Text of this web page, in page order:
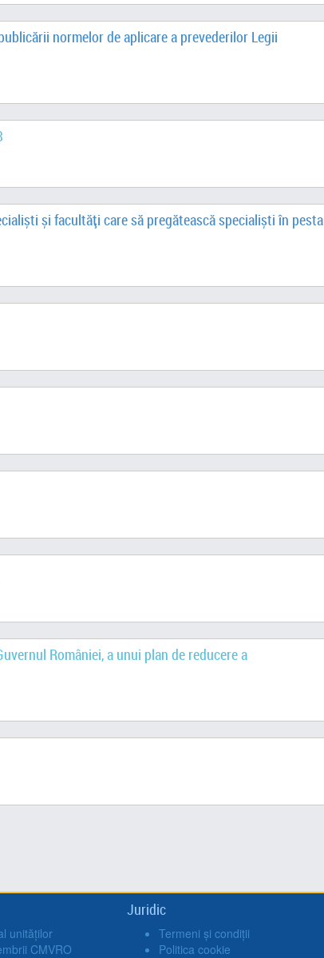
normelor de aplicare a prevederilor Legii
și facultăți care să pregătească specialiști în pesta
României, a unui plan de reducere a
unităților
CMVRO
Juridic
Termeni și condiții
Politica cookie